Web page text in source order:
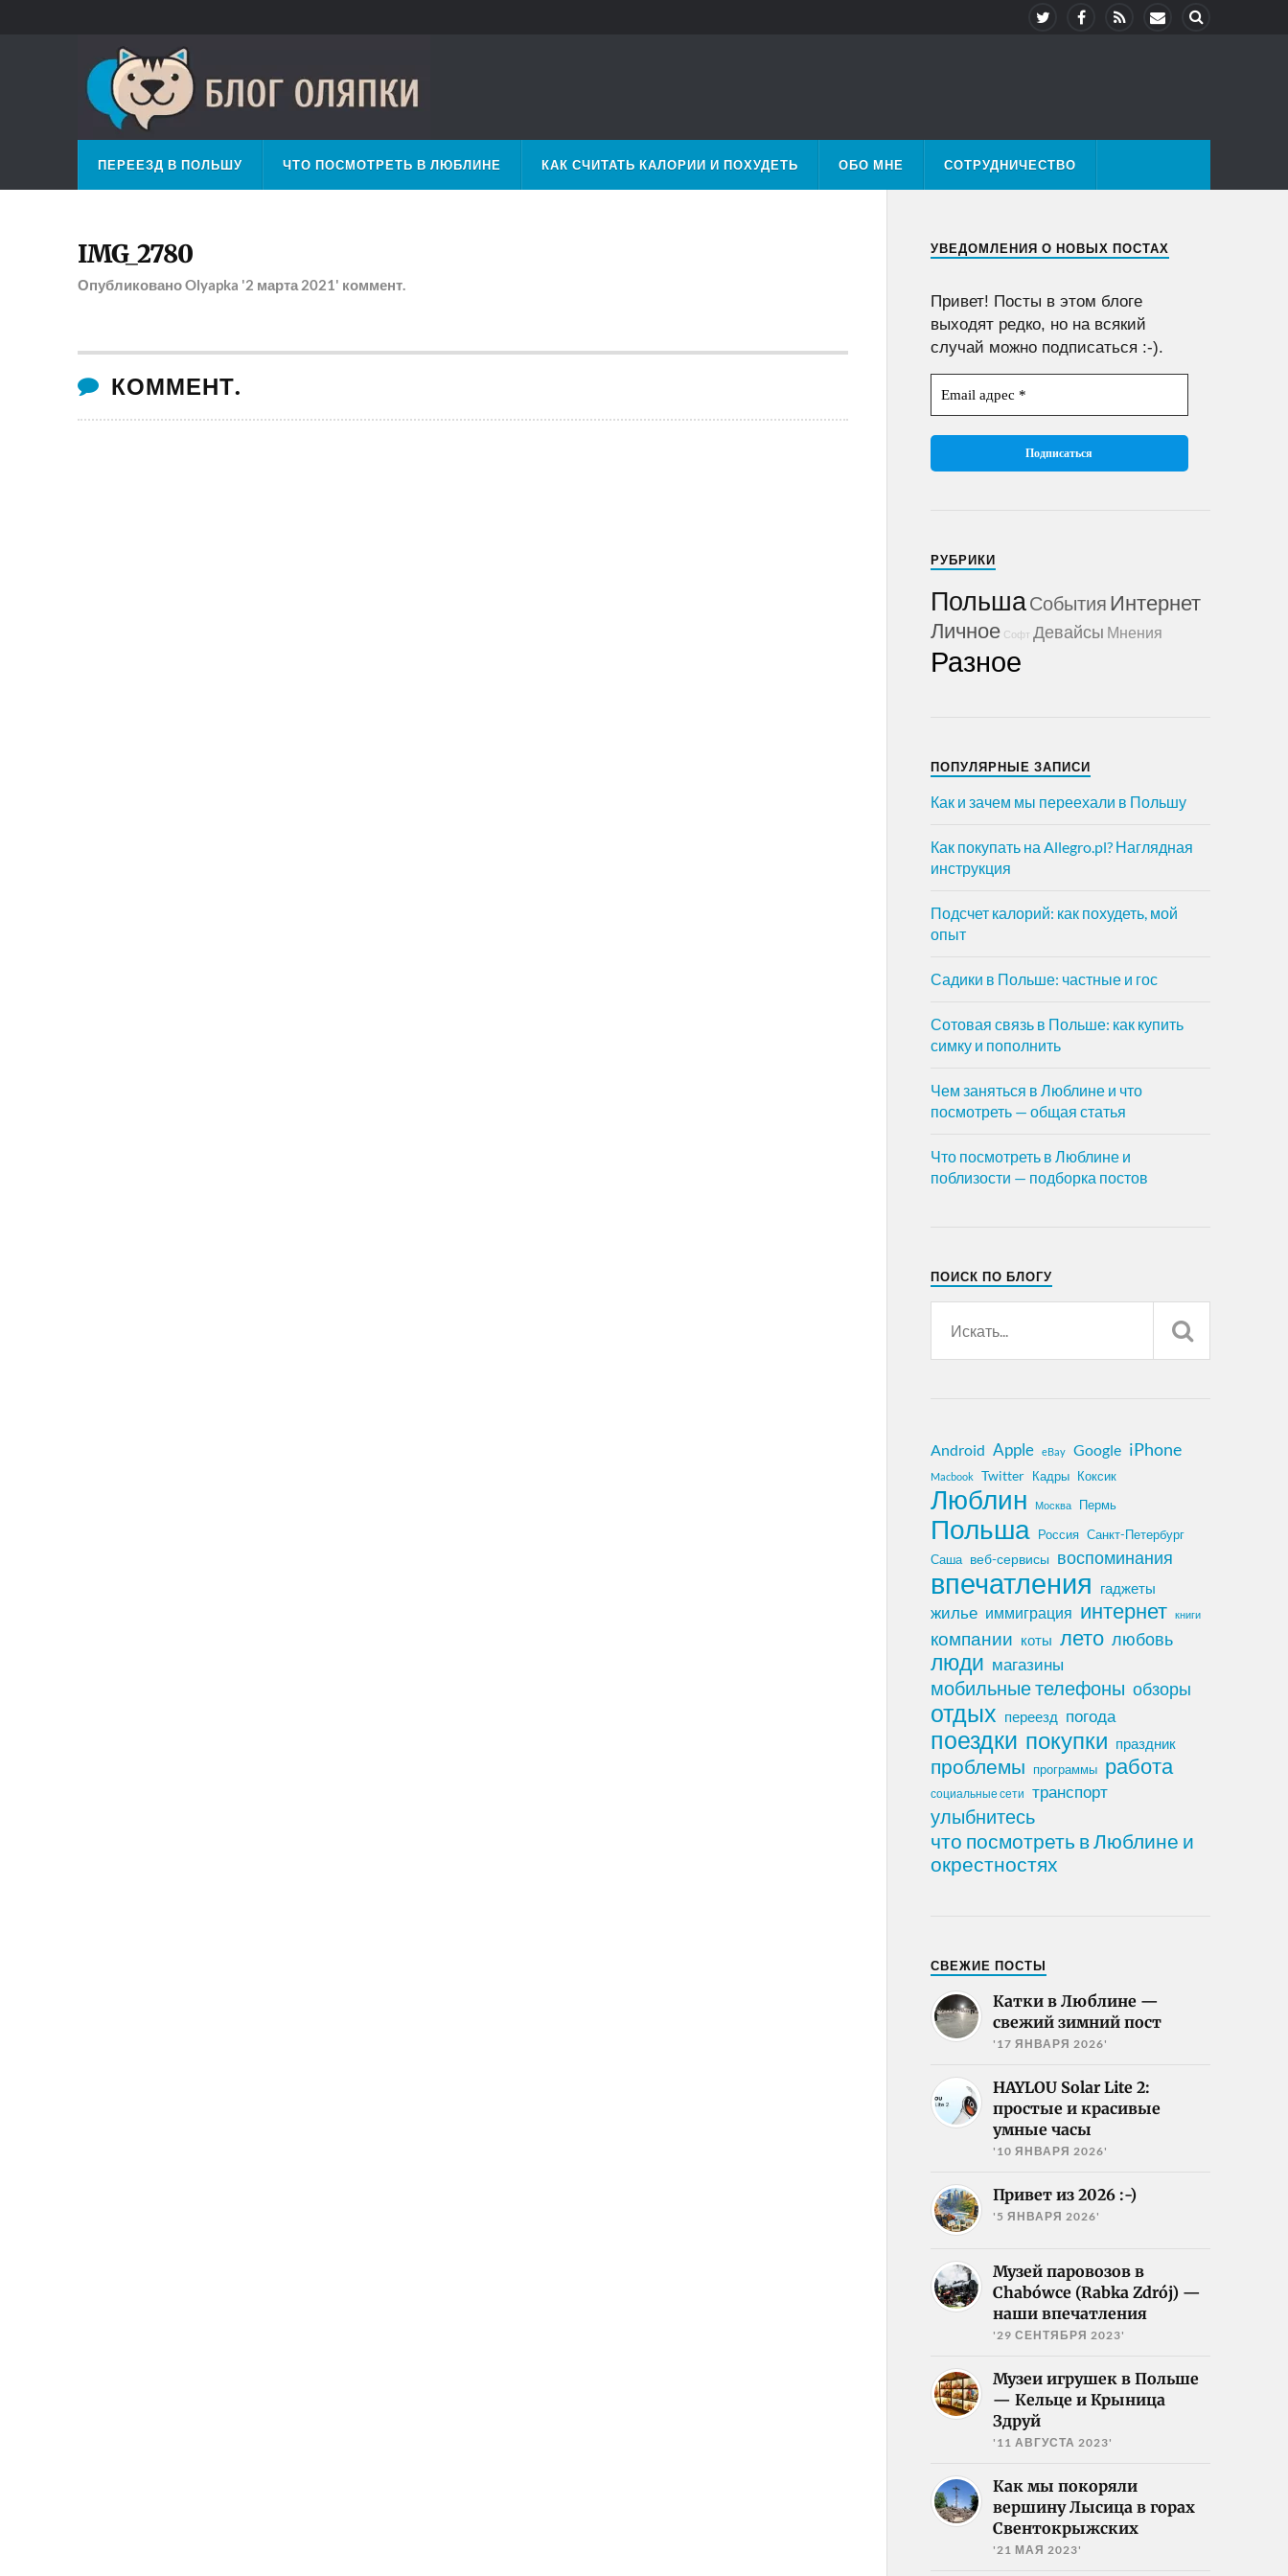
ПЕРЕЕЗД В ПОЛЬШУ ЧТО ПОСМОТРЕТЬ В ЛЮБЛИНЕ КАК СЧИТАТЬ КАЛОРИИ И ПОХУДЕТЬ ОБО МНЕ СОТРУДНИЧЕСТВО
IMG_2780
ОпубликованоOlyapka '2 марта 2021' коммент.
КОММЕНТ.
УВЕДОМЛЕНИЯ О НОВЫХ ПОСТАХ
Привет! Посты в этом блоге
выходят редко, но на всякий
случай можно подписаться :-).
РУБРИКИ
ПольшаСобытия Интернет
Личное Софт Девайсы Мнения
Разное
ПОПУЛЯРНЫЕ ЗАПИСИ
Как и зачем мы переехали в Польшу
Как покупать на Allegro.pl? Наглядная
инструкция
Подсчет калорий: как похудеть, мой
опыт
Садики в Польше: частные и гос
Сотовая связь в Польше: как купить
симку и пополнить
Чем заняться в Люблине и что
посмотреть — общая статья
Что посмотреть в Люблине и
поблизости — подборка постов
ПОИСК ПО БЛОГУ
Android Apple eBay Google iPhone
Macbook Twitter Кадры Коксик
Люблин Москва Пермь
Польша Россия Санкт-Петербург
Саша веб-сервисы воспоминания
впечатления гаджеты
жилье иммиграция интернет книги
компании коты лето любовь
люди магазины
мобильные телефоны обзоры
отдых переезд погода
поездки покупки праздник
проблемы программы работа
социальные сети транспорт
улыбнитесь
что посмотреть в Люблине и
окрестностях
СВЕЖИЕ ПОСТЫ
Катки в Люблине —
свежий зимний пост
'17 ЯНВАРЯ 2026'
HAYLOU Solar Lite 2:
простые и красивые
умные часы
'10 ЯНВАРЯ 2026'
Привет из 2026 :-)
'5 ЯНВАРЯ 2026'
Музей паровозов в
Chabówce (Rabka Zdrój) —
наши впечатления
'29 СЕНТЯБРЯ 2023'
Музеи игрушек в Польше
— Кельце и Крыница
Здруй
'11 АВГУСТА 2023'
Как мы покоряли
вершину Лысица в горах
Свентокрыжских
'21 МАЯ 2023'